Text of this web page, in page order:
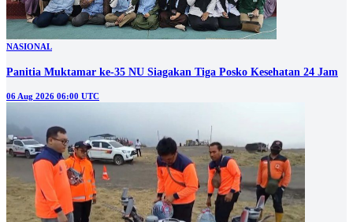
NASIONAL
Panitia Muktamar ke-35 NU Siagakan Tiga Posko Kesehatan 24 Jam
06 Aug 2026 06:00 UTC